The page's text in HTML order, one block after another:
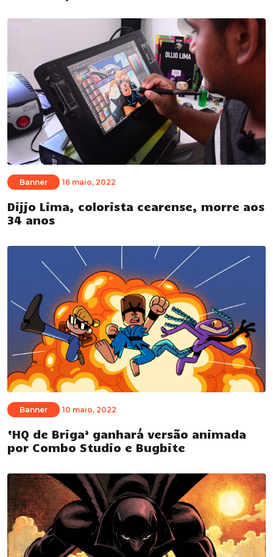
Banner 16 maio, 2022
Dijjo Lima, colorista cearense, morre aos
34 anos
Banner 10 maio, 2022
‘HQ de Briga’ ganhará versão animada
por Combo Studio e Bugbite